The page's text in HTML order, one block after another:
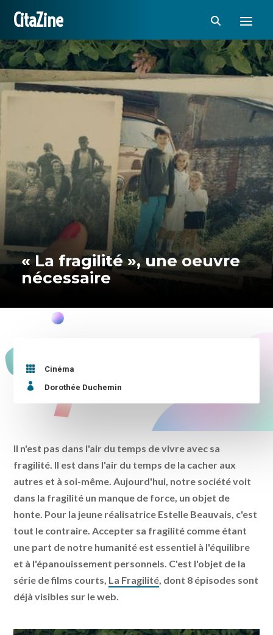
CitaZine
« La fragilité », une oeuvre
nécessaire
 Cinéma
 Dorothée Duchemin
Il n'est pas dans l'air du temps de vivre avec sa
fragilité. Il est dans l'air du temps de la cacher aux
autres et à soi-même. Aujourd'hui, notre société voit
dans la fragilité un manque de force, un objet de
honte. Pour la jeune réalisatrice Estelle Beauvais, c'est
tout le contraire. Accepter sa fragilité comme étant
une part de notre humanité est essentiel à l'équilibre
et à l'épanouissement personnels. C'est l'objet de la
série de films courts, La Fragilité , dont 8 épisodes sont
déjà visibles sur le web.